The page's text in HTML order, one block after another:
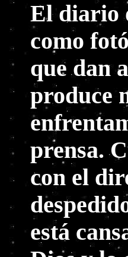
El diario
como
que dan
produce
prensa.
con el
está